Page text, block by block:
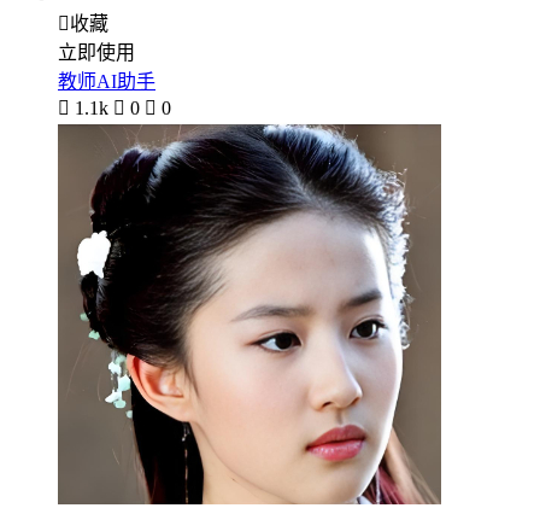
收藏
立即使用
教师AI助手
 1.1k  0  0